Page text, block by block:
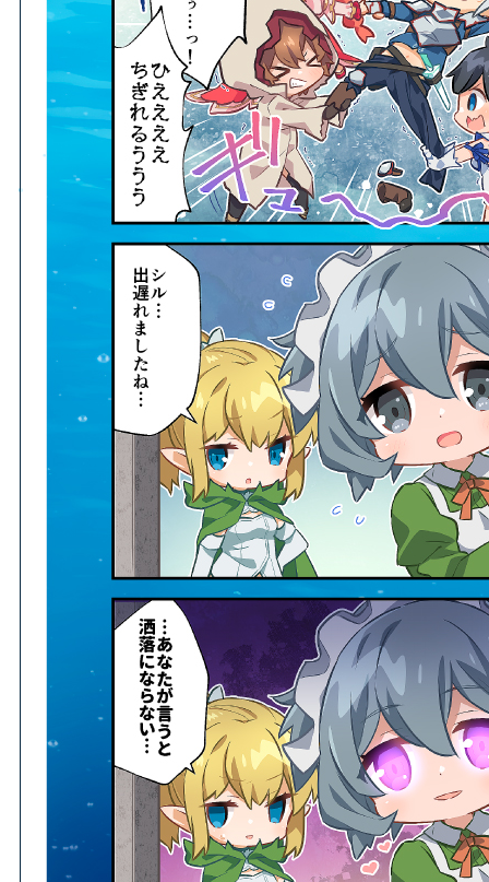
HOME
ホーム
NEWS
ニュース
STORY
ストーリー
CHARACTER
キャラクター
SYSTEM
システム
GALLERY
ギャラリー